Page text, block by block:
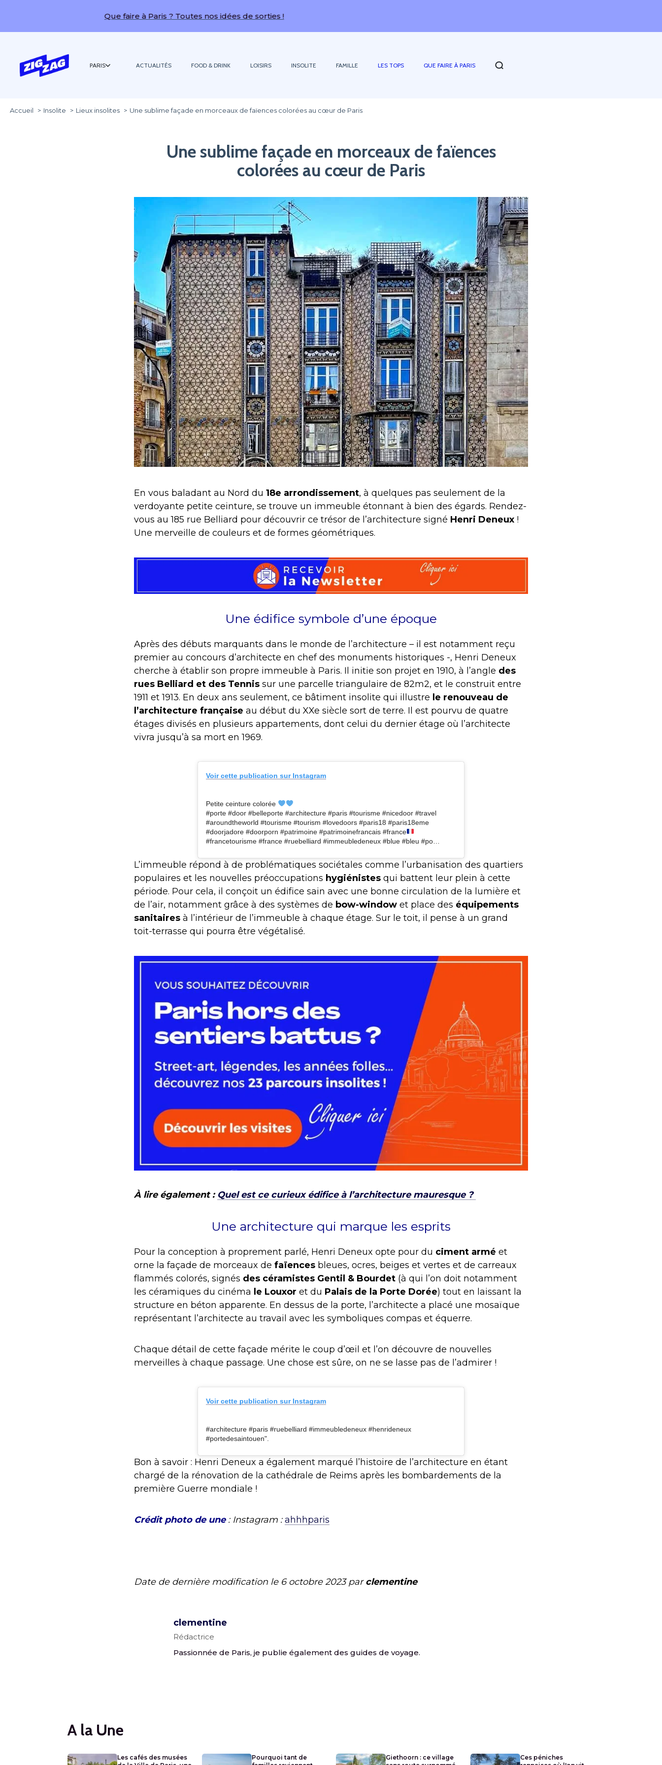
Que faire à Paris ? Toutes nos idées de sorties !
PARIS ACTUALITÉS FOOD & DRINK LOISIRS INSOLITE FAMILLE LES TOPS QUE FAIRE À PARIS
Accueil Insolite Lieux insolites Une sublime façade en morceaux de faïences colorées au cœur de Paris
Une sublime façade en morceaux de faïences
colorées au cœur de Paris
En vous baladant au Nord du 18e arrondissement, à quelques pas seulement de la
verdoyante petite ceinture, se trouve un immeuble étonnant à bien des égards. Rendez-
vous au 185 rue Belliard pour découvrir ce trésor de l’architecture signé Henri Deneux !
Une merveille de couleurs et de formes géométriques.
Une édifice symbole d’une époque
Après des débuts marquants dans le monde de l’architecture – il est notamment reçu
premier au concours d’architecte en chef des monuments historiques -, Henri Deneux
cherche à établir son propre immeuble à Paris. Il initie son projet en 1910, à l’angle des
rues Belliard et des Tennis sur une parcelle triangulaire de 82m2, et le construit entre
1911 et 1913. En deux ans seulement, ce bâtiment insolite qui illustre le renouveau de
l’architecture française au début du XXe siècle sort de terre. Il est pourvu de quatre
étages divisés en plusieurs appartements, dont celui du dernier étage où l’architecte
vivra jusqu’à sa mort en 1969.
Voir cette publication sur Instagram
Petite ceinture colorée
#porte #door #belleporte #architecture #paris #tourisme #nicedoor #travel
#aroundtheworld #tourisme #tourism #lovedoors #paris18 #paris18eme
#doorjadore #doorporn #patrimoine #patrimoinefrancais #france
#francetourisme #france #ruebelliard #immeubledeneux #blue #bleu #po…
L’immeuble répond à de problématiques sociétales comme l’urbanisation des quartiers
populaires et les nouvelles préoccupations hygiénistes qui battent leur plein à cette
période. Pour cela, il conçoit un édifice sain avec une bonne circulation de la lumière et
de l’air, notamment grâce à des systèmes de bow-window et place des équipements
sanitaires à l’intérieur de l’immeuble à chaque étage. Sur le toit, il pense à un grand
toit-terrasse qui pourra être végétalisé.
À lire également : Quel est ce curieux édifice à l’architecture mauresque ?
Une architecture qui marque les esprits
Pour la conception à proprement parlé, Henri Deneux opte pour du ciment armé et
orne la façade de morceaux de faïences bleues, ocres, beiges et vertes et de carreaux
flammés colorés, signés des céramistes Gentil & Bourdet (à qui l’on doit notamment
les céramiques du cinéma le Louxor et du Palais de la Porte Dorée) tout en laissant la
structure en béton apparente. En dessus de la porte, l’architecte a placé une mosaïque
représentant l’architecte au travail avec les symboliques compas et équerre.
Chaque détail de cette façade mérite le coup d’œil et l’on découvre de nouvelles
merveilles à chaque passage. Une chose est sûre, on ne se lasse pas de l’admirer !
Voir cette publication sur Instagram
#architecture #paris #ruebelliard #immeubledeneux #henrideneux
#portedesaintouen".
Bon à savoir : Henri Deneux a également marqué l’histoire de l’architecture en étant
chargé de la rénovation de la cathédrale de Reims après les bombardements de la
première Guerre mondiale !
Crédit photo de une : Instagram :ahhhparis
Date de dernière modification le 6 octobre 2023parclementine
clementine
Rédactrice
Passionnée de Paris, je publie également des guides de voyage.
A la Une
Les cafés des musées
Pourquoi tant de
Giethoorn : ce village
Ces péniches